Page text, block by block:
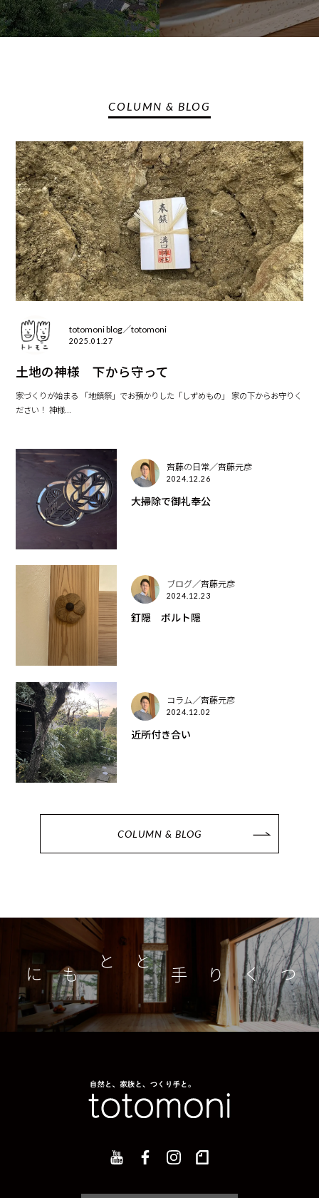
COLUMN & BLOG
totomoni blog／totomoni
2025.01.27
土地の神様 下から守って
家づくりが始まる 「地鎮祭」でお預かりした「しずめもの」 家の下からお守りく
ださい！ 神様...
齊藤の日常／齊藤元彦
2024.12.26
大掃除で御礼奉公
ブログ／齊藤元彦
2024.12.23
釘隠 ボルト隠
コラム／齊藤元彦
2024.12.02
近所付き合い
COLUMN & BLOG
つくり手とともに